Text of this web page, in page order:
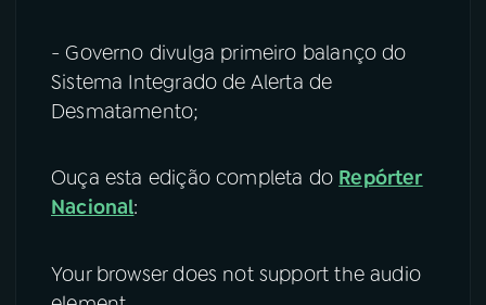
- Governo divulga primeiro balanço do
Sistema Integrado de Alerta de
Desmatamento;
Ouça esta edição completa do Repórter
Nacional:
Your browser does not support the audio